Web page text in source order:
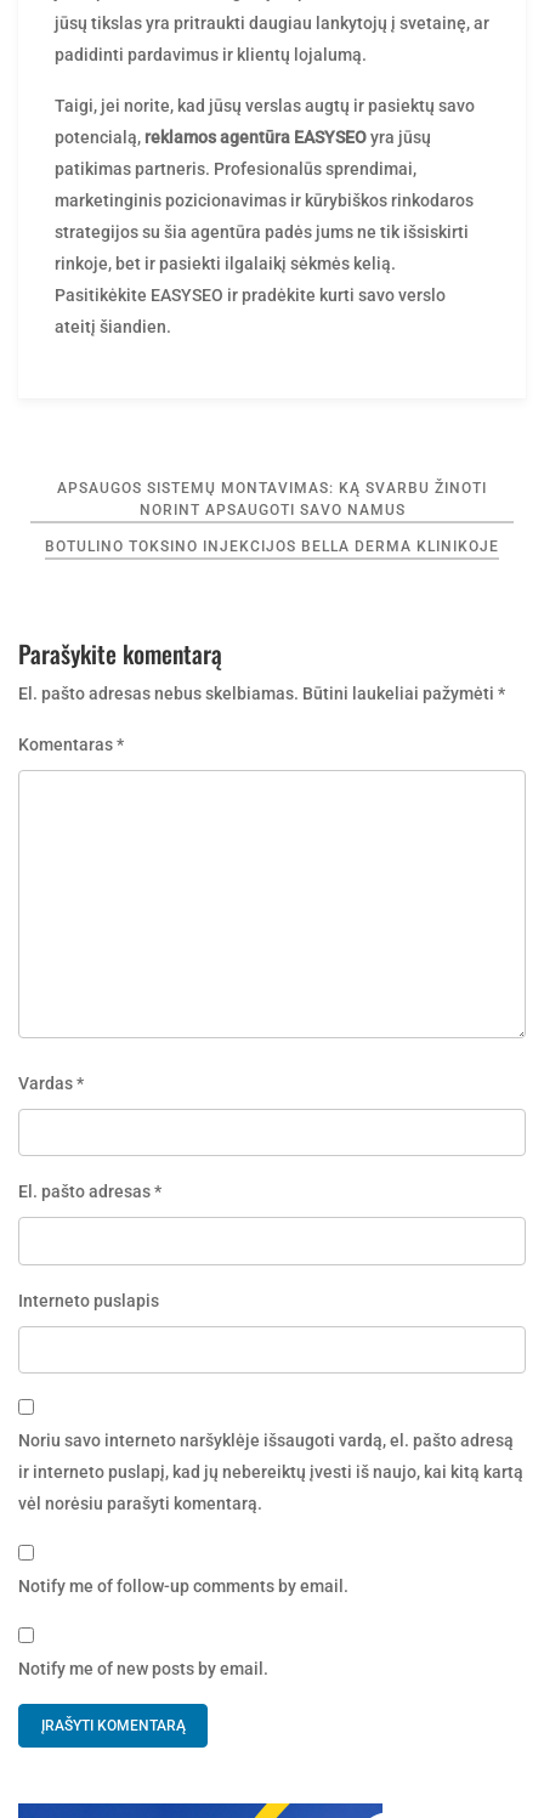
jūsų tikslas yra pritraukti daugiau lankytojų į svetainę, ar
padidinti pardavimus ir klientų lojalumą.
Taigi, jei norite, kad jūsų verslas augtų ir pasiektų savo
potencialą, reklamos agentūra EASYSEOyra jūsų
patikimas partneris. Profesionalūs sprendimai,
marketinginis pozicionavimas ir kūrybiškos rinkodaros
strategijos su šia agentūra padės jums ne tik išsiskirti
rinkoje, bet ir pasiekti ilgalaikį sėkmės kelią.
Pasitikėkite EASYSEO ir pradėkite kurti savo verslo
ateitį šiandien.
Navigacija
tarp
įrašų
APSAUGOS SISTEMŲ MONTAVIMAS: KĄ SVARBU ŽINOTI
NORINT APSAUGOTI SAVO NAMUS
BOTULINO TOKSINO INJEKCIJOS BELLA DERMA KLINIKOJE
Parašykite komentarą
El. pašto adresas nebus skelbiamas. Būtini laukeliai pažymėti *
Komentaras*
Vardas*
El. pašto adresas*
Interneto puslapis
Noriu savo interneto naršyklėje išsaugoti vardą, el. pašto adresą
ir interneto puslapį, kad jų nebereiktų įvesti iš naujo, kai kitą kartą
vėl norėsiu parašyti komentarą.
Notify me of follow-up comments by email.
Notify me of new posts by email.